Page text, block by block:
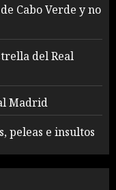
Cabo Verde y no
del Real
Madrid
peleas e insultos